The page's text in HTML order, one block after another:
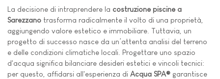
La decisione di intraprendere la costruzione piscine a
Sarezzano trasforma radicalmente il volto di una proprietà,
aggiungendo valore estetico e immobiliare. Tuttavia, un
progetto di successo nasce da un’attenta analisi del terreno
e delle condizioni climatiche locali. Progettare uno spazio
d'acqua significa bilanciare desideri estetici e vincoli tecnici:
per questo, affidarsi all'esperienza di Acqua SPA® garantisce